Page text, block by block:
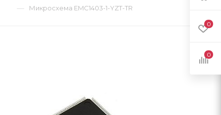
— Микросхема EMC1403-1-YZT-TR
0
0